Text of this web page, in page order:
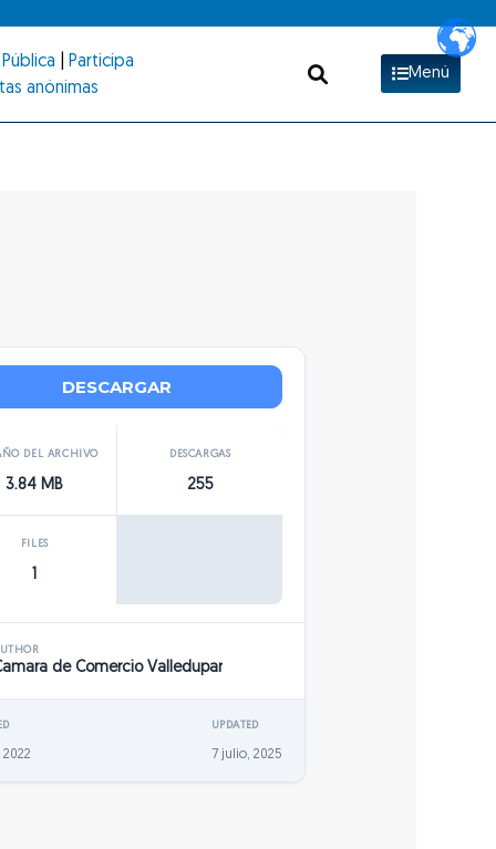
Participa
anónimas
Menú
DESCARGAR
DEL ARCHIVO
3.84 MB
DESCARGAS
255
FILES
1
de Comercio Valledupar
UPDATED
7 julio, 2025